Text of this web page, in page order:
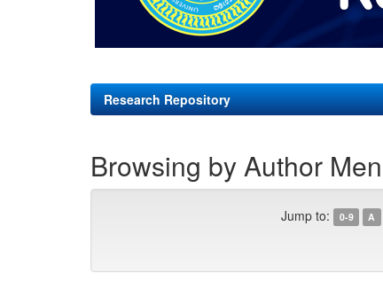
Research Repository
Browsing by Author
Jump to: 0-9 A